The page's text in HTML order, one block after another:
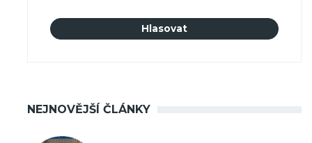
NEJNOVĚJŠÍ ČLÁNKY